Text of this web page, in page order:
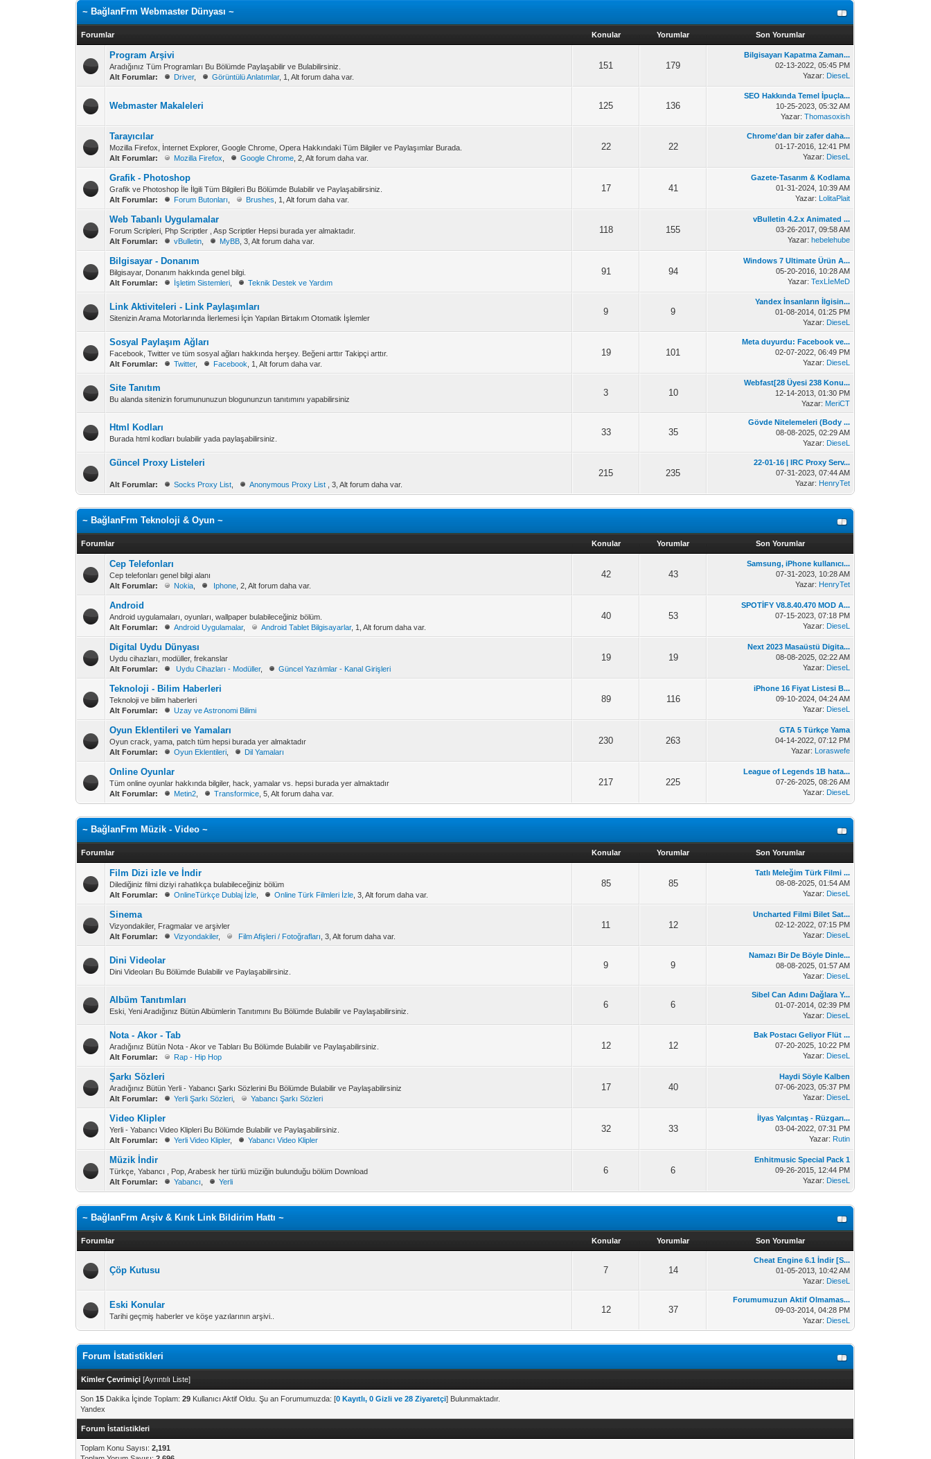
~ BağlanFrm Webmaster Dünyası ~
Forumlar Konular Yorumlar Son Yorumlar
Program Arşivi
Aradığınız Tüm Programları Bu Bölümde Paylaşabilir ve Bulabilirsiniz.
Alt Forumlar:
Driver, Görüntülü Anlatımlar, 1, Alt forum daha var.
151 179
Bilgisayarı Kapatma Zaman...
02-13-2022, 05:45 PM
Yazar: DieseL
Webmaster Makaleleri 125 136
SEO Hakkında Temel İpuçla...
10-25-2023, 05:32 AM
Yazar:Thomasoxish
Tarayıcılar
Mozilla Firefox, İnternet Explorer, Google Chrome, Opera Hakkındaki Tüm Bilgiler ve Paylaşımlar Burada.
Alt Forumlar:
Mozilla Firefox Google Chrome , 2, Alt forum daha var.
22 22
Chrome'dan bir zafer daha...
01-17-2016, 12:41 PM
Yazar: DieseL
Grafik - Photoshop
Grafik ve Photoshop İle İlgili Tüm Bilgileri Bu Bölümde Bulabilir ve Paylaşabilirsiniz.
Alt Forumlar:
Forum Butonları Brushes , 1, Alt forum daha var.
17 41
Gazete-Tasarım & Kodlama
01-31-2024, 10:39 AM
Yazar: LolitaPlait
Web Tabanlı Uygulamalar
Forum Scripleri, Php Scriptler , Asp Scriptler Hepsi burada yer almaktadır.
Alt Forumlar:
vBulletin MyBB , 3, Alt forum daha var.
118 155
vBulletin 4.2.x Animated ...
03-26-2017, 09:58 AM
Yazar:hebelehube
Bilgisayar - Donanım
Bilgisayar, Donanım hakkında genel bilgi.
Alt Forumlar:
İşletim Sistemleri Teknik Destek ve Yardım
91 94
Windows 7 Ultimate Ürün A...
05-20-2016, 10:28 AM
Yazar:TexLİeMeD
Link Aktiviteleri - Link Paylaşımları
Sitenizin Arama Motorlarında İlerlemesi İçin Yapılan Birtakım Otomatik İşlemler
9 9
Yandex İnsanların İlgisin...
01-08-2014, 01:25 PM
Yazar: DieseL
Sosyal Paylaşım Ağları
Facebook, Twitter ve tüm sosyal ağları hakkında herşey. Beğeni arttır Takipçi arttır.
Alt Forumlar:
Twitter, Facebook , 1, Alt forum daha var.
19 101
Meta duyurdu: Facebook ve...
02-07-2022, 06:49 PM
Yazar: DieseL
Site Tanıtım
Bu alanda sitenizin forumununuzun blogununzun tanıtımını yapabilirsiniz
3 10
Webfast[28 Üyesi 238 Konu...
12-14-2013, 01:30 PM
Yazar: MeriCT
Html Kodları
Burada html kodları bulabilir yada paylaşabilirsiniz.
33 35
Gövde Nitelemeleri (Body ...
08-08-2025, 02:29 AM
Yazar: DieseL
Güncel Proxy Listeleri
Alt Forumlar: Socks Proxy List Anonymous Proxy List , 3, Alt forum daha var.
215 235
22-01-16 | IRC Proxy Serv...
07-31-2023, 07:44 AM
Yazar: HenryTet
~ BağlanFrm Teknoloji & Oyun ~
Forumlar Konular Yorumlar Son Yorumlar
Cep Telefonları
Cep telefonları genel bilgi alanı
Alt Forumlar:
Nokia Iphone , 2, Alt forum daha var.
42 43
Samsung, iPhone kullanıcı...
07-31-2023, 10:28 AM
Yazar: HenryTet
Android
Android uygulamaları, oyunları, wallpaper bulabileceğiniz bölüm.
Alt Forumlar:
Android Uygulamalar, Android Tablet Bilgisayarlar, 1, Alt forum daha var.
40 53
SPOTİFY V8.8.40.470 MOD A...
07-15-2023, 07:18 PM
Yazar: DieseL
Digital Uydu Dünyası
Uydu cihazları, modüller, frekanslar
Alt Forumlar:
Uydu Cihazları - Modüller, Güncel Yazılımlar - Kanal Girişleri
19 19
Next 2023 Masaüstü Digita...
08-08-2025, 02:22 AM
Yazar: DieseL
Teknoloji - Bilim Haberleri
Teknoloji ve bilim haberleri
Alt Forumlar:
Uzay ve Astronomi Bilimi
89 116
iPhone 16 Fiyat Listesi B...
09-10-2024, 04:24 AM
Yazar: DieseL
Oyun Eklentileri ve Yamaları
Oyun crack, yama, patch tüm hepsi burada yer almaktadır
Alt Forumlar:
Oyun Eklentileri Dil Yamaları
230 263
GTA 5 Türkçe Yama
04-14-2022, 07:12 PM
Yazar: Loraswefe
Online Oyunlar
Tüm online oyunlar hakkında bilgiler, hack, yamalar vs. hepsi burada yer almaktadır
Alt Forumlar:
Metin2 Transformice , 5, Alt forum daha var.
217 225
League of Legends 1B hata...
07-26-2025, 08:26 AM
Yazar: DieseL
~ BağlanFrm Müzik - Video ~
Forumlar Konular Yorumlar Son Yorumlar
Film Dizi izle ve İndir
Dilediğiniz filmi diziyi rahatlıkça bulabileceğiniz bölüm
Alt Forumlar:
OnlineTürkçe Dublaj İzle Online Türk Filmleri İzle , 3, Alt forum daha var.
85 85
Tatlı Meleğim Türk Filmi ...
08-08-2025, 01:54 AM
Yazar: DieseL
Sinema
Vizyondakiler, Fragmalar ve arşivler
Alt Forumlar:
Vizyondakiler, Film Afişleri / Fotoğrafları , 3, Alt forum daha var.
11 12
Uncharted Filmi Bilet Sat...
02-12-2022, 07:15 PM
Yazar: DieseL
Dini Videolar
Dini Videoları Bu Bölümde Bulabilir ve Paylaşabilirsiniz.
9 9
Namazı Bir De Böyle Dinle...
08-08-2025, 01:57 AM
Yazar: DieseL
Albüm Tanıtımları
Eski, Yeni Aradığınız Bütün Albümlerin Tanıtımını Bu Bölümde Bulabilir ve Paylaşabilirsiniz.
6 6
Sibel Can Adını Dağlara Y...
01-07-2014, 02:39 PM
Yazar: DieseL
Nota - Akor - Tab
Aradığınız Bütün Nota - Akor ve Tabları Bu Bölümde Bulabilir ve Paylaşabilirsiniz.
Alt Forumlar:
Rap - Hip Hop
12 12
Bak Postacı Geliyor Flüt ...
07-20-2025, 10:22 PM
Yazar: DieseL
Şarkı Sözleri
Aradığınız Bütün Yerli - Yabancı Şarkı Sözlerini Bu Bölümde Bulabilir ve Paylaşabilirsiniz
Alt Forumlar:
Yerli Şarkı Sözleri Yabancı Şarkı Sözleri
17 40
Haydi Söyle Kalben
07-06-2023, 05:37 PM
Yazar: DieseL
Video Klipler
Yerli - Yabancı Video Klipleri Bu Bölümde Bulabilir ve Paylaşabilirsiniz.
Alt Forumlar:
Yerli Video Klipler, Yabancı Video Klipler
32 33
İlyas Yalçıntaş - Rüzgarı...
03-04-2022, 07:31 PM
Yazar: Rutin
Müzik İndir
Türkçe, Yabancı , Pop, Arabesk her türlü müziğin bulunduğu bölüm Download
Alt Forumlar:
Yabancı Yerli
6 6
Enhitmusic Special Pack 1
09-26-2015, 12:44 PM
Yazar: DieseL
~ BağlanFrm Arşiv & Kırık Link Bildirim Hattı ~
Forumlar Konular Yorumlar Son Yorumlar
Çöp Kutusu 7 14
Cheat Engine 6.1 İndir [S...
01-05-2013, 10:42 AM
Yazar: DieseL
Eski Konular
Tarihi geçmiş haberler ve köşe yazılarının arşivi..
12 37
Forumumuzun Aktif Olmamas...
09-03-2014, 04:28 PM
Yazar: DieseL
Forum İstatistikleri
Kimler Çevrimiçi [Ayrıntılı Liste]
Son15 Dakika İçinde Toplam:29 Kullanıcı Aktif Oldu. Şu an Forumumuzda: [0 Kayıtlı, 0 Gizli ve 28 Ziyaretçi] Bulunmaktadır.
Yandex
Forum İstatistikleri
Toplam Konu Sayısı:2,191